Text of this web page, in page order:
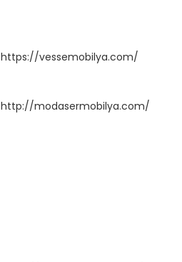
https://vessemobilya.com/
http://modasermobilya.com/